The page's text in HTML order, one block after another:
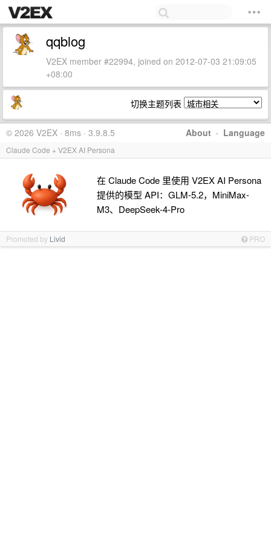
qqblog
V2EX member #22994, joined on 2012-07-03 21:09:05
+08:00
切换主题列表
About · Language
© 2026 V2EX · 8ms · 3.9.8.5
Claude Code + V2EX AI Persona
在 Claude Code 里使用 V2EX AI Persona
提供的模型 API：GLM-5.2，MiniMax-
M3、DeepSeek-4-Pro
Promoted by Livid PRO